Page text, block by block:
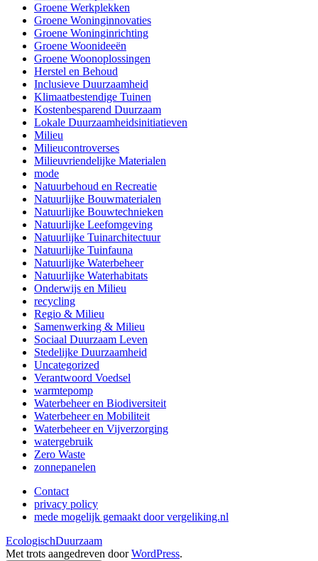
Groene Werkplekken
Groene Woninginnovaties
Groene Woninginrichting
Groene Woonideeën
Groene Woonoplossingen
Herstel en Behoud
Inclusieve Duurzaamheid
Klimaatbestendige Tuinen
Kostenbesparend Duurzaam
Lokale Duurzaamheidsinitiatieven
Milieu
Milieucontroverses
Milieuvriendelijke Materialen
mode
Natuurbehoud en Recreatie
Natuurlijke Bouwmaterialen
Natuurlijke Bouwtechnieken
Natuurlijke Leefomgeving
Natuurlijke Tuinarchitectuur
Natuurlijke Tuinfauna
Natuurlijke Waterbeheer
Natuurlijke Waterhabitats
Onderwijs en Milieu
recycling
Regio & Milieu
Samenwerking & Milieu
Sociaal Duurzaam Leven
Stedelijke Duurzaamheid
Uncategorized
Verantwoord Voedsel
warmtepomp
Waterbeheer en Biodiversiteit
Waterbeheer en Mobiliteit
Waterbeheer en Vijverzorging
watergebruik
Zero Waste
zonnepanelen
Contact
privacy policy
mede mogelijk gemaakt door vergeliking.nl
EcologischDuurzaam
Met trots aangedreven doorWordPress.